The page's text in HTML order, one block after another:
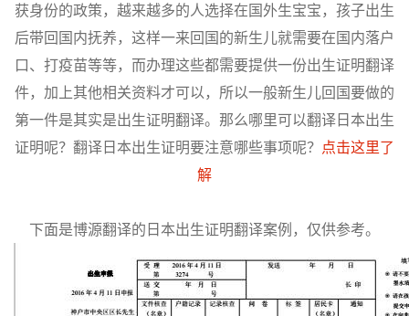
获身份的政策，越来越多的人选择在国外生宝宝，孩子出生
后带回国内抚养，这样一来回国的新生儿就需要在国内落户
口、打疫苗等等，而办理这些都需要提供一份出生证明翻译
件，加上其他相关资料才可以，所以一般新生儿回国要做的
第一件是其实是出生证明翻译。那么哪里可以翻译日本出生
证明呢？翻译日本出生证明要注意哪些事项呢？ 点击这里了
解
下面是博源翻译的日本出生证明翻译案例，仅供参考。